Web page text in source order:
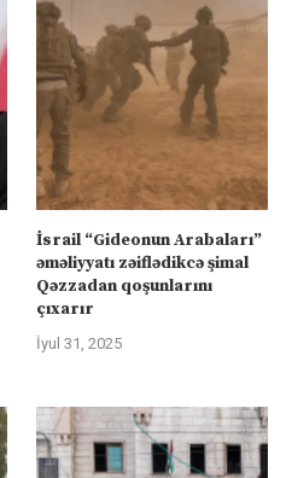
İsrail “Gideonun Arabaları”
əməliyyatı zəiflədikcə şimal
Qəzzadan qoşunlarını
çıxarır
İyul 31, 2025